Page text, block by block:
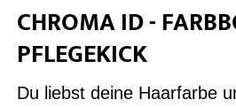
CHROMA ID -
PFLEGEKICK
Du liebst deine Haarfarbe